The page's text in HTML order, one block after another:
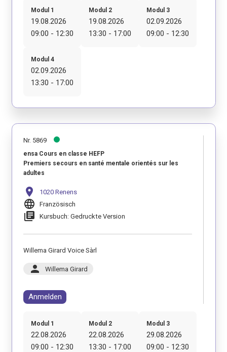
Modul 1
19.08.2026
09:00 - 12:30
Modul 2
19.08.2026
13:30 - 17:00
Modul 3
02.09.2026
09:00 - 12:30
Modul 4
02.09.2026
13:30 - 17:00
Nr. 5869
ensa Cours en classe HEFP
Premiers secours en santé mentale orientés sur les
adultes
location_on 1020 Renens
language Französisch
library_books Kursbuch: Gedruckte Version
Willema Girard Voice Sàrl
person Willema Girard
Anmelden
Modul 1
22.08.2026
09:00 - 12:30
Modul 2
22.08.2026
13:30 - 17:00
Modul 3
29.08.2026
09:00 - 12:30